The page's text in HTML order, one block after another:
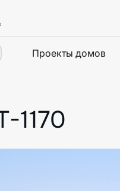
Проекты домов
1170